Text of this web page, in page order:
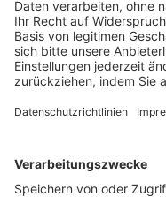
Trainerbörse
Login SpielPlus
FOLGE DEM BFV